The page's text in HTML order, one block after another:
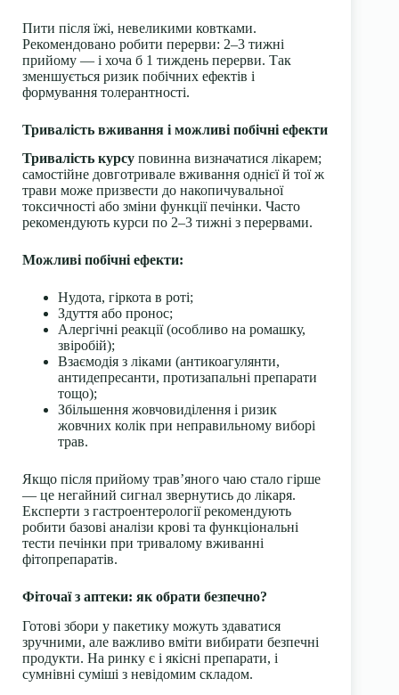
Пити після їжі, невеликими ковтками.
Рекомендовано робити перерви: 2–3 тижні
прийому — і хоча б 1 тиждень перерви. Так
зменшується ризик побічних ефектів і
формування толерантності.
Тривалість вживання і можливі побічні ефекти
Тривалість курсу повинна визначатися лікарем;
самостійне довготривале вживання однієї й тої ж
трави може призвести до накопичувальної
токсичності або зміни функції печінки. Часто
рекомендують курси по 2–3 тижні з перервами.
Можливі побічні ефекти:
Нудота, гіркота в роті;
Здуття або пронос;
Алергічні реакції (особливо на ромашку,
звіробій);
Взаємодія з ліками (антикоагулянти,
антидепресанти, протизапальні препарати
тощо);
Збільшення жовчовиділення і ризик
жовчних колік при неправильному виборі
трав.
Якщо після прийому трав’яного чаю стало гірше
— це негайний сигнал звернутись до лікаря.
Експерти з гастроентерології рекомендують
робити базові аналізи крові та функціональні
тести печінки при тривалому вживанні
фітопрепаратів.
Фіточаї з аптеки: як обрати безпечно?
Готові збори у пакетику можуть здаватися
зручними, але важливо вміти вибирати безпечні
продукти. На ринку є і якісні препарати, і
сумнівні суміші з невідомим складом.